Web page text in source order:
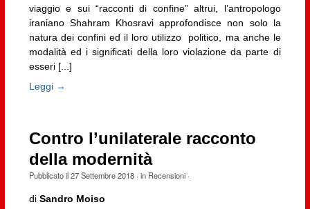
viaggio e sui “racconti di confine” altrui, l’antropologo
iraniano Shahram Khosravi approfondisce non solo la
natura dei confini ed il loro utilizzo politico, ma anche le
modalità ed i significati della loro violazione da parte di
esseri [...]
Leggi →
Contro l’unilaterale racconto
della modernità
Pubblicato il27 Settembre 2018· in Recensioni·
di Sandro Moiso